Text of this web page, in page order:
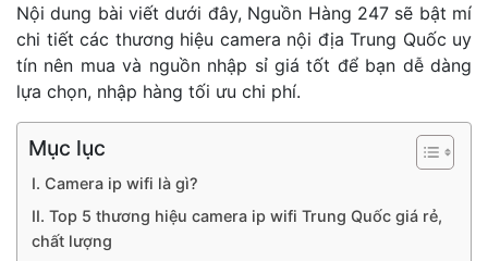
Nội dung bài viết dưới đây, Nguồn Hàng 247 sẽ bật mí
chi tiết các thương hiệu camera nội địa Trung Quốc uy
tín nên mua và nguồn nhập sỉ giá tốt để bạn dễ dàng
lựa chọn, nhập hàng tối ưu chi phí.
Mục lục
I. Camera ip wifi là gì?
II. Top 5 thương hiệu camera ip wifi Trung Quốc giá rẻ,
chất lượng